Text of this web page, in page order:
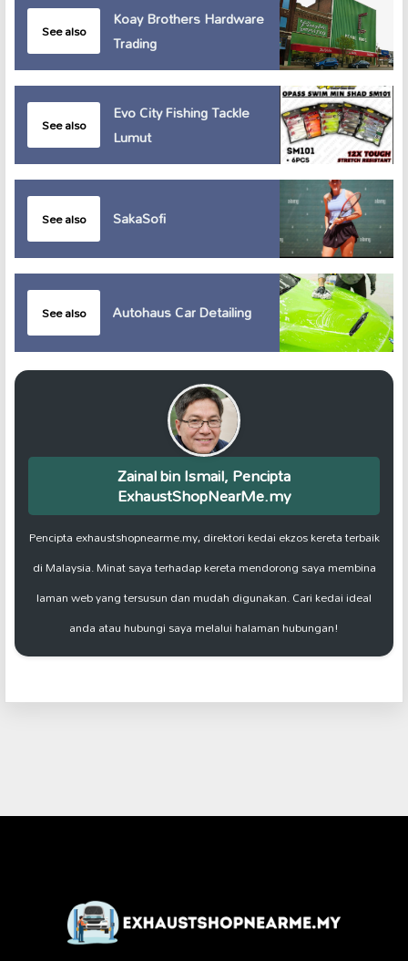
See also
Koay Brothers Hardware
Trading
See also
Evo City Fishing Tackle
Lumut
See also SakaSofi
See also Autohaus Car Detailing
Zainal bin Ismail, Pencipta
ExhaustShopNearMe.my
Pencipta exhaustshopnearme.my, direktori kedai ekzos kereta terbaik
di Malaysia. Minat saya terhadap kereta mendorong saya membina
laman web yang tersusun dan mudah digunakan. Cari kedai ideal
anda atau hubungi saya melalui halaman hubungan!